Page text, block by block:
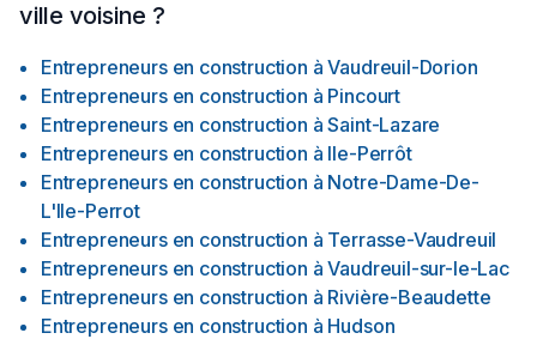
ville voisine ?
Entrepreneurs en construction à Vaudreuil-Dorion
Entrepreneurs en construction à Pincourt
Entrepreneurs en construction à Saint-Lazare
Entrepreneurs en construction à Ile-Perrôt
Entrepreneurs en construction à Notre-Dame-De-
L'Ile-Perrot
Entrepreneurs en construction à Terrasse-Vaudreuil
Entrepreneurs en construction à Vaudreuil-sur-le-Lac
Entrepreneurs en construction à Rivière-Beaudette
Entrepreneurs en construction à Hudson